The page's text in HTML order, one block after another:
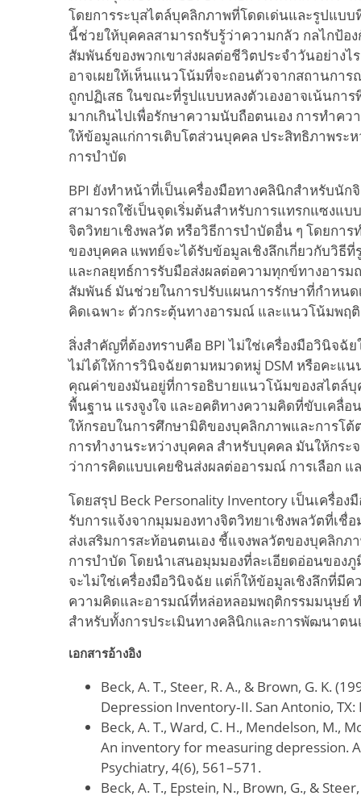
โดยการระบุสไตล์บุคลิกภาพที่โดดเด่นและรูปแบ
นี้ช่วยให้บุคคลสามารถรับรู้ว่าความกลัว กลไกป้อ
สัมพันธ์ของพวกเขาส่งผลต่อชีวิตประจำวันอย่างไ
อาจเผยให้เห็นแนวโน้มที่จะถอนตัวจากสถานการ
ถูกปฏิเสธ ในขณะที่รูปแบบหลงตัวเองอาจเน้นกา
มากเกินไปเพื่อรักษาความนับถือตนเอง การทำคว
ให้ข้อมูลแก่การเติบโตส่วนบุคคล ประสิทธิภาพระ
การบำบัด
BPI ยังทำหน้าที่เป็นเครื่องมือทางคลินิกสำหรับนั
สามารถใช้เป็นจุดเริ่มต้นสำหรับการแทรกแซงแบ
จิตวิทยาเชิงพลวัต หรือวิธีการบำบัดอื่น ๆ โดยกา
ของบุคคล แพทย์จะได้รับข้อมูลเชิงลึกเกี่ยวกับวิธี
และกลยุทธ์การรับมือส่งผลต่อความทุกข์ทางอาร
สัมพันธ์ มันช่วยในการปรับแผนการรักษาที่กำหนด
คิดเฉพาะ ตัวกระตุ้นทางอารมณ์ และแนวโน้มพฤ
สิ่งสำคัญที่ต้องทราบคือ BPI ไม่ใช่เครื่องมือวินิจฉั
ไม่ได้ให้การวินิจฉัยตามหมวดหมู่ DSM หรือคะแ
คุณค่าของมันอยู่ที่การอธิบายแนวโน้มของสไตล์บุ
พื้นฐาน แรงจูงใจ และอคติทางความคิดที่ขับเคลื่
ให้กรอบในการศึกษามิติของบุคลิกภาพและการโ
การทำงานระหว่างบุคคล สำหรับบุคคล มันให้กระ
ว่าการคิดแบบเคยชินส่งผลต่ออารมณ์ การเลือก แ
โดยสรุป Beck Personality Inventory เป็นเครื่อ
รับการแจ้งจากมุมมองทางจิตวิทยาเชิงพลวัตที่เชื่
ส่งเสริมการสะท้อนตนเอง ชี้แจงพลวัตของบุคลิก
การบำบัด โดยนำเสนอมุมมองที่ละเอียดอ่อนของ
จะไม่ใช่เครื่องมือวินิจฉัย แต่ก็ให้ข้อมูลเชิงลึกที่มีค
ความคิดและอารมณ์ที่หล่อหลอมพฤติกรรมมนุษย์
สำหรับทั้งการประเมินทางคลินิกและการพัฒนาตน
เอกสารอ้างอิง
Beck, A. T., Steer, R. A., & Brown, G. K.
Depression Inventory‑II. San Antonio,
Beck, A. T., Ward, C. H., Mendelson, M.,
An inventory for measuring depression.
Psychiatry, 4(6), 561–571.
Beck, A. T., Epstein, N., Brown, G., &